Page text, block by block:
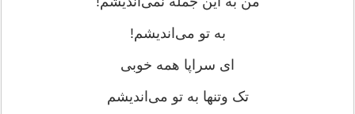
به تو می‌اندیشم!
ای سراپا همه خوبی
تک وتنها به تو می‌اندیشم